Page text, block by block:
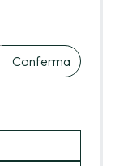
Conferma